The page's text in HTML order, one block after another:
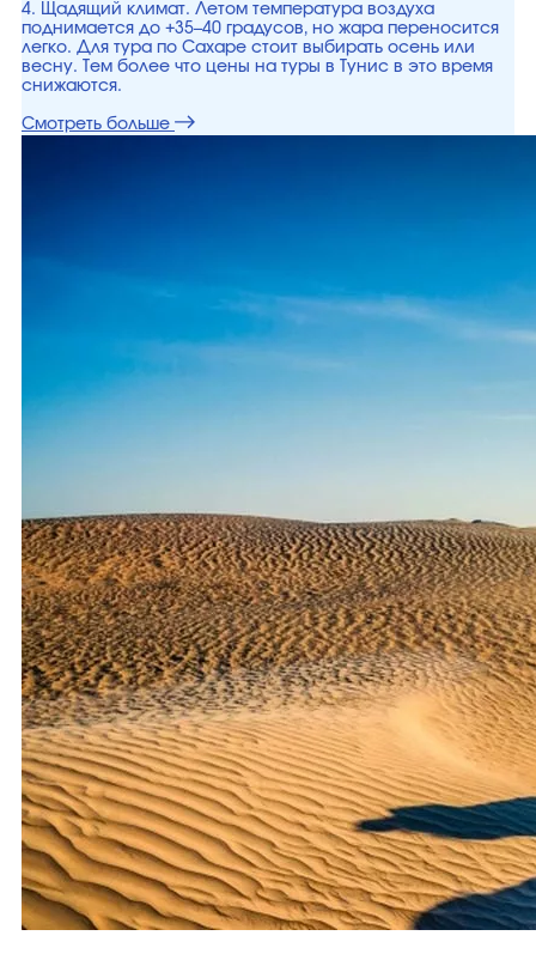
4. Щадящий климат. Летом температура воздуха
поднимается до +35–40 градусов, но жара переносится
легко. Для тура по Сахаре стоит выбирать осень или
весну. Тем более что цены на туры в Тунис в это время
снижаются.
Смотреть больше